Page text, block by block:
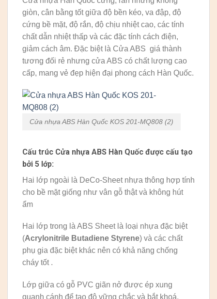
giòn, cân bằng tốt giữa độ bền kéo, va đập, độ
cứng bề mặt, độ rắn, độ chịu nhiệt cao, các tính
chất dẫn nhiệt thấp và các đặc tính cách điện,
giảm cách âm. Đặc biệt là Cửa ABS giá thành
tương đối rẻ nhưng cửa ABS có chất lượng cao
cấp, mang vẻ đẹp hiện đại phong cách Hàn Quốc.
Cửa nhựa ABS Hàn Quốc KOS 201-MQ808 (2)
Cấu trúc Cửa nhựa ABS Hàn Quốc được cấu tạo
bởi 5 lớp:
Hai lớp ngoài là DeCo-Sheet nhựa thông hợp tính
cho bề mặt giống như vân gỗ thật và không hút
ẩm
Hai lớp trong là ABS Sheet là loại nhựa đặc biệt
(Acrylonitrile Butadiene Styrene) và các chất
phụ gia đặc biệt khác nên có khả năng chống
cháy tốt .
Lớp giữa có gỗ PVC giãn nở được ép xung
quanh cánh để tạo độ vững chắc và bắt khoá.